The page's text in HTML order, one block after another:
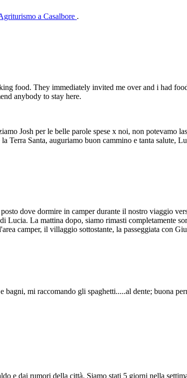
a Casalbore .
food. They immediately invited me over and i had
anybody to stay here.
Josh per le belle parole spese x noi, non potevamo
Santa, auguriamo buon cammino e tanta salute,
dove dormire in camper durante il nostro viaggio
La mattina dopo, siamo rimasti completamente
camper, il villaggio sottostante, la passeggiata con
mi raccomando gli spaghetti.....al dente; buona
e dai rumori della città. Siamo stati 5 giorni nella